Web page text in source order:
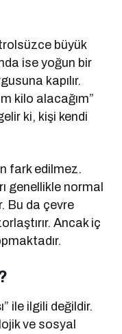
büyük
ise yoğun bir
kapılır.
kilo alacağım”
ki, kişi kendi
fark edilmez.
genellikle normal
Bu da çevre
Ancak iç
ile ilgili değildir.
ve sosyal